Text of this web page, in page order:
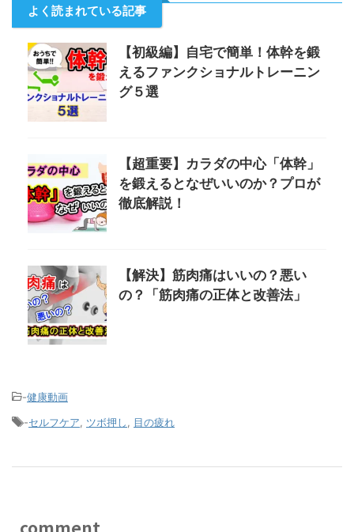
よく読まれている記事
【初級編】自宅で簡単！体幹を鍛
えるファンクショナルトレーニン
グ５選
【超重要】カラダの中心「体幹」
を鍛えるとなぜいいのか？プロが
徹底解説！
【解決】筋肉痛はいいの？悪い
の？「筋肉痛の正体と改善法」
-健康動画
-セルフケア ツボ押し 目の疲れ
comment